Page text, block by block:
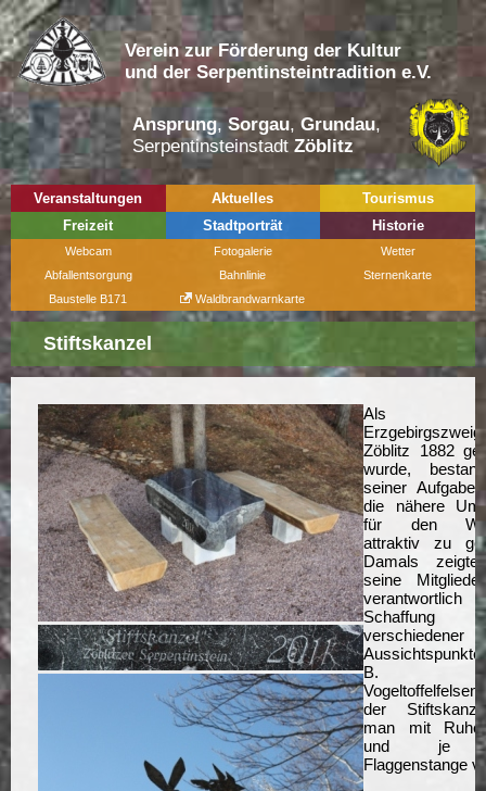
Verein zur Förderung der Kultur
und der Serpentinsteintradition e.V.
Ansprung, Sorgau, Grundau,
Serpentinsteinstadt Zöblitz
Veranstaltungen Aktuelles
Tourismus
Freizeit
Stadtporträt Historie
Webcam Fotogalerie
Wetter
Abfallentsorgung
Bahnlinie
Sternenkarte
Baustelle B171
Waldbrandwarnkarte
Stiftskanzel
Als
Zöblitz 1882
wurde,
seiner
die nähere
für den
attraktiv zu
Damals
seine
verantwortlich
Schaffung
verschiedener
B.
der
man mit
und je
Flaggenstange